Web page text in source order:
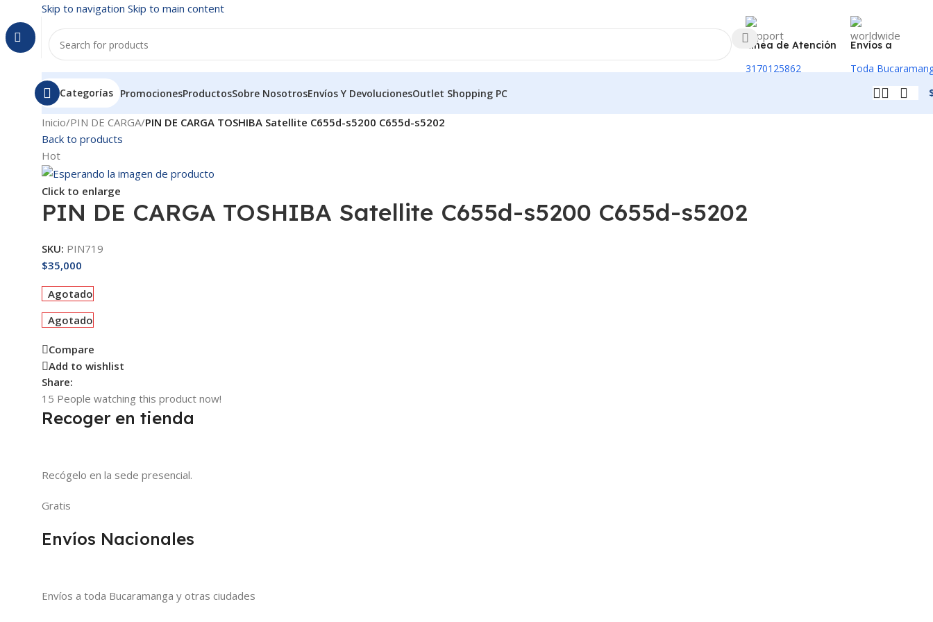
Skip to navigation Skip to main content
Linea de Atención
3170125862
Envíos a
Toda
Categorías PromocionesProductosSobre NosotrosEnvíos Y DevolucionesOutlet Shopping PC
Inicio/PIN DE CARGA/PIN DE CARGA TOSHIBA Satellite C655d-s5200 C655d-s5202
Back to products
Hot
Click to enlarge
PIN DE CARGA TOSHIBA Satellite C655d-s5200 C655d-s5202
SKU: PIN719
$35,000
Agotado
Agotado
Compare
Add to wishlist
Share:
15 People watching this product now!
Recoger en tienda
Recógelo en la sede presencial.
Gratis
Envíos Nacionales
Envíos a toda Bucaramanga y otras ciudades